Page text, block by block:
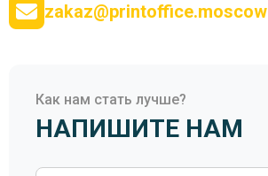
zakaz@printoffice.moscow
Как нам стать лучше?
НАПИШИТЕ НАМ